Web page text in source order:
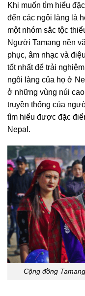
Khi muốn tìm hiểu
đến các ngôi làng là
một nhóm sắc tộc
Người Tamang nền
phục, âm nhạc và
tốt nhất để trải
ngôi làng của họ ở
ở những vùng núi
truyền thống của
tìm hiểu được đặc
Nepal.
Cộng đồng